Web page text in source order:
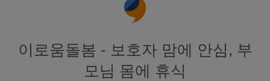
이로움돌봄 - 보호자 맘에 안심, 부
모님 몸에 휴식